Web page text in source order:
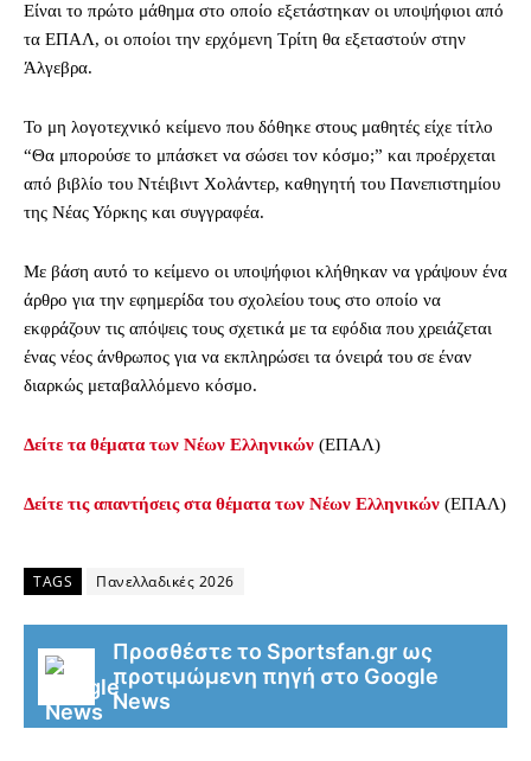
Είναι το πρώτο μάθημα στο οποίο εξετάστηκαν οι υποψήφιοι από
τα ΕΠΑΛ, οι οποίοι την ερχόμενη Τρίτη θα εξεταστούν στην
Άλγεβρα.
Το μη λογοτεχνικό κείμενο που δόθηκε στους μαθητές είχε τίτλο
“Θα μπορούσε το μπάσκετ να σώσει τον κόσμο;” και προέρχεται
από βιβλίο του Ντέιβιντ Χολάντερ, καθηγητή του Πανεπιστημίου
της Νέας Υόρκης και συγγραφέα.
Με βάση αυτό το κείμενο οι υποψήφιοι κλήθηκαν να γράψουν ένα
άρθρο για την εφημερίδα του σχολείου τους στο οποίο να
εκφράζουν τις απόψεις τους σχετικά με τα εφόδια που χρειάζεται
ένας νέος άνθρωπος για να εκπληρώσει τα όνειρά του σε έναν
διαρκώς μεταβαλλόμενο κόσμο.
Δείτε τα θέματα των Νέων Ελληνικών (ΕΠΑΛ)
Δείτε τις απαντήσεις στα θέματα των Νέων Ελληνικών (ΕΠΑΛ)
TAGS Πανελλαδικές 2026
Προσθέστε το Sportsfan.gr ως
προτιμώμενη πηγή στο Google
News